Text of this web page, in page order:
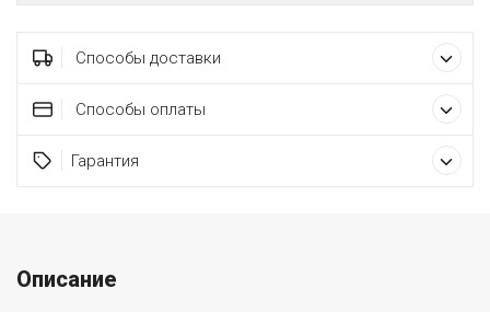
Способы доставки
Способы оплаты
Гарантия
Описание